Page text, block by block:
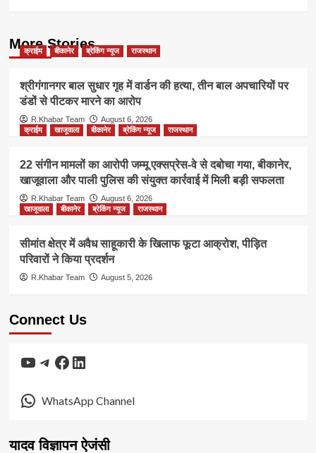
More Stories
क्राईम बीकानेर ब्रेकिंग न्यूज राजस्थान
श्रीगंगानगर बाल सुधार गृह में वार्डन की हत्या, तीन बाल अपचारियों पर
डंडों से पीटकर मारने का आरोप
R.Khabar Team
August 6, 2026
क्राईम
खाजूवाला बीकानेर ब्रेकिंग न्यूज राजस्थान
22 संगीन मामलों का आरोपी जम्मू एक्सप्रेस-वे से दबोचा गया, बीकानेर,
खाजूवाला और पाली पुलिस की संयुक्त कार्रवाई में मिली बड़ी सफलता
R.Khabar Team
August 6, 2026
खाजूवाला
बीकानेर ब्रेकिंग न्यूज राजस्थान
सीमांत क्षेत्र में अवैध साहूकारी के खिलाफ फूटा आक्रोश, पीड़ित
परिवारों ने किया प्रदर्शन
R.Khabar Team August 5, 2026
Connect Us
YouTube
Telegram
Facebook
LinkedIn
WhatsApp Channel
यादव विज्ञापन ऐजंसी